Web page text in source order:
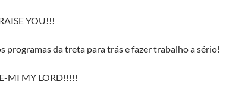
YOU!!!
programas da treta para trás e fazer trabalho a sério!
MI MY LORD!!!!!